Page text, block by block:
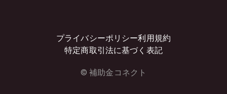
プライバシーポリシー利用規約
特定商取引法に基づく表記
© 補助金コネクト